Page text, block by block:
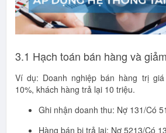
3.1 Hạch toán bán hàng và
Ví dụ: Doanh nghiệp bán hàng trị
10%, khách hàng trả lại 10 triệu.
Ghi nhận doanh thu: Nợ 131/Có
Hàng bán bị trả lại: Nợ 5213/Có